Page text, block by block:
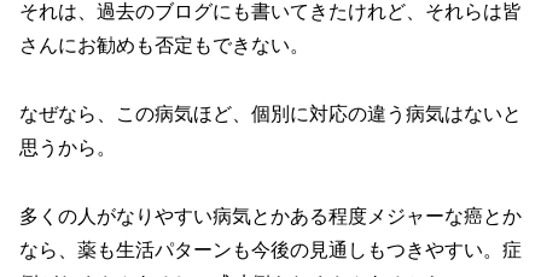
それは、過去のブログにも書いてきたけれど、それらは皆
さんにお勧めも否定もできない。
なぜなら、この病気ほど、個別に対応の違う病気はないと
思うから。
多くの人がなりやすい病気とかある程度メジャーな癌とか
なら、薬も生活パターンも今後の見通しもつきやすい。症